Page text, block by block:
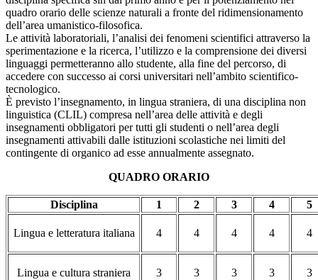
quadro orario delle scienze naturali a fronte del ridimensionamento
dell’area umanistico-filosofica.
Le attività laboratoriali, l’analisi dei fenomeni scientifici attraverso la
sperimentazione e la ricerca, l’utilizzo e la comprensione dei diversi
linguaggi permetteranno allo studente, alla fine del percorso, di
accedere con successo ai corsi universitari nell’ambito scientifico-
tecnologico.
È previsto l’insegnamento, in lingua straniera, di una disciplina non
linguistica (CLIL) compresa nell’area delle attività e degli
insegnamenti obbligatori per tutti gli studenti o nell’area degli
insegnamenti attivabili dalle istituzioni scolastiche nei limiti del
contingente di organico ad esse annualmente assegnato.
QUADRO ORARIO
Disciplina 1 2 3 4 5
Lingua e letteratura italiana 4 4 4 4 4
Lingua e cultura straniera 3 3 3 3 3